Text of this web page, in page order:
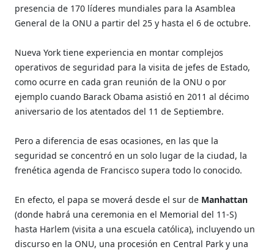
presencia de 170 líderes mundiales para la Asamblea
General de la ONU a partir del 25 y hasta el 6 de octubre.
Nueva York tiene experiencia en montar complejos
operativos de seguridad para la visita de jefes de Estado,
como ocurre en cada gran reunión de la ONU o por
ejemplo cuando Barack Obama asistió en 2011 al décimo
aniversario de los atentados del 11 de Septiembre.
Pero a diferencia de esas ocasiones, en las que la
seguridad se concentró en un solo lugar de la ciudad, la
frenética agenda de Francisco supera todo lo conocido.
En efecto, el papa se moverá desde el sur de Manhattan
(donde habrá una ceremonia en el Memorial del 11-S)
hasta Harlem (visita a una escuela católica), incluyendo un
discurso en la ONU, una procesión en Central Park y una